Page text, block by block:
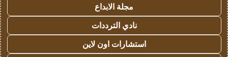
مجلة الابداع
نادي الترددات
استشارات اون لاين